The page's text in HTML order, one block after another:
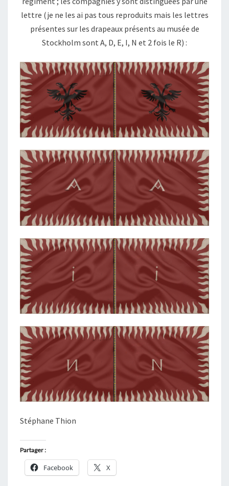
lettre (je ne les ai pas tous reproduits mais les lettres
présentes sur les drapeaux présents au musée de
Stockholm sont A, D, E, I, N et 2 fois le R) :
Stéphane Thion
Partager :
Facebook X